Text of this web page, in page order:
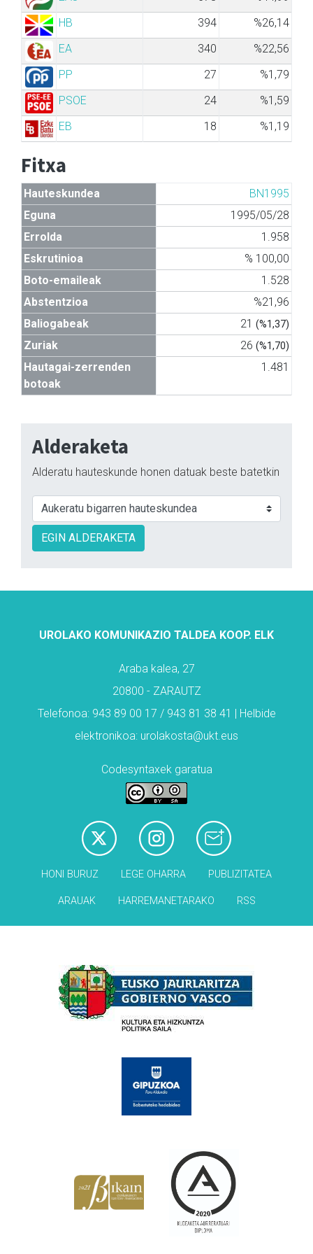
HB
394
%26,14
EA
340
%22,56
PP
27
%1,79
PSOE
24
%1,59
EB
18 %1,19
Fitxa
Hauteskundea
BN1995
Eguna
1995/05/28
Errolda
1.958
Eskrutinioa
% 100,00
Boto-emaileak
1.528
Abstentzioa
%21,96
Baliogabeak
21 (%1,37)
Zuriak 26 (%1,70)
Hautagai-zerrenden
botoak
1.481
Alderaketa
Alderatu hauteskunde honen datuak beste batetkin
EGIN ALDERAKETA
UROLAKO KOMUNIKAZIO TALDEA KOOP. ELK
Araba kalea, 27
20800 - ZARAUTZ
Telefonoa: 943 89 00 17 / 943 81 38 41 | Helbide
elektronikoa: urolakosta@ukt.eus
Codesyntaxek garatua
HONI BURUZ LEGE OHARRA PUBLIZITATEA
ARAUAK HARREMANETARAKO RSS